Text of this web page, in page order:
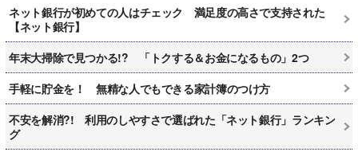
ネット銀行が初めての人はチェック 満足度の高さで支持された
【ネット銀行】
年末大掃除で見つかる!? 「トクする＆お金になるもの」2つ
手軽に貯金を！ 無精な人でもできる家計簿のつけ方
不安を解消?! 利用のしやすさで選ばれた「ネット銀行」ランキン
グ